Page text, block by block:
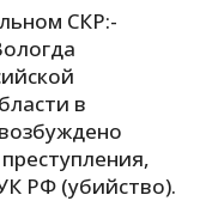
О
П
СКР:-
в
РФ (убийство).